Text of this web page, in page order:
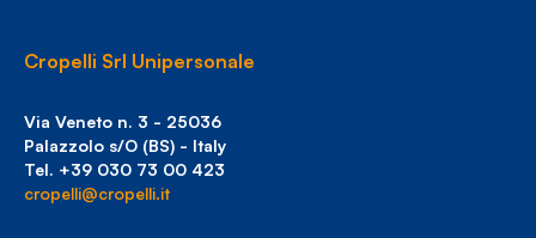
Cropelli Srl Unipersonale
Via Veneto n. 3 - 25036
Palazzolo s/O (BS) - Italy
Tel. +39 030 73 00 423
cropelli@cropelli.it